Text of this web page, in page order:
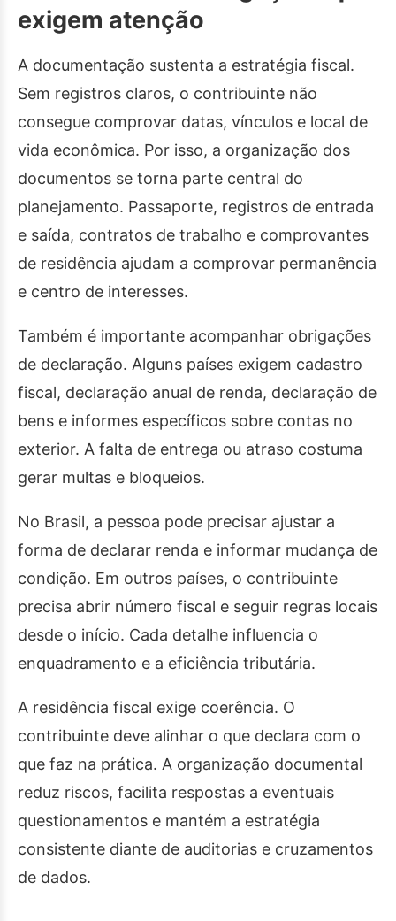
exigem atenção
A documentação sustenta a estratégia fiscal.
Sem registros claros, o contribuinte não
consegue comprovar datas, vínculos e local de
vida econômica. Por isso, a organização dos
documentos se torna parte central do
planejamento. Passaporte, registros de entrada
e saída, contratos de trabalho e comprovantes
de residência ajudam a comprovar permanência
e centro de interesses.
Também é importante acompanhar obrigações
de declaração. Alguns países exigem cadastro
fiscal, declaração anual de renda, declaração de
bens e informes específicos sobre contas no
exterior. A falta de entrega ou atraso costuma
gerar multas e bloqueios.
No Brasil, a pessoa pode precisar ajustar a
forma de declarar renda e informar mudança de
condição. Em outros países, o contribuinte
precisa abrir número fiscal e seguir regras locais
desde o início. Cada detalhe influencia o
enquadramento e a eficiência tributária.
A residência fiscal exige coerência. O
contribuinte deve alinhar o que declara com o
que faz na prática. A organização documental
reduz riscos, facilita respostas a eventuais
questionamentos e mantém a estratégia
consistente diante de auditorias e cruzamentos
de dados.